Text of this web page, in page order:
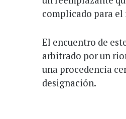
complicado para el
El encuentro de
arbitrado por un
una procedencia
designación.